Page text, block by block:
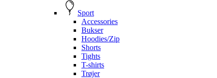
Sport
Accessories
Bukser
Hoodies/Zip
Shorts
Tights
T-shirts
Trøjer